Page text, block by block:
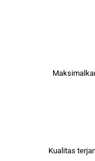
Kualitas